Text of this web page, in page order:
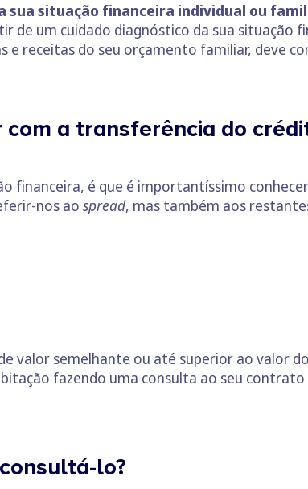
sua situação financeira individual ou
de um cuidado diagnóstico da sua situação
e receitas do seu orçamento familiar, deve
a transferência do
financeira, é que é importantíssimo
nos ao spread, mas também aos
valor semelhante ou até superior ao valor
fazendo uma consulta ao seu
lo?